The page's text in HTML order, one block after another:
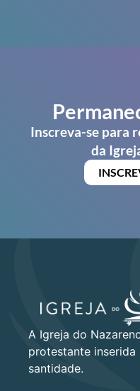
Inscreva-se para
da
A Igreja do
protestante
santidade.